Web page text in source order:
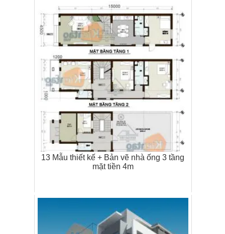
13 Mẫu thiết kế + Bản vẽ nhà ống 3 tầng
mặt tiền 4m